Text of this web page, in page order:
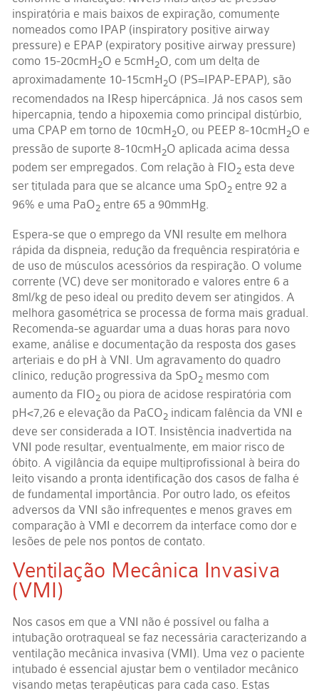
inspiratória e mais baixos de expiração, comumente
nomeados como IPAP (inspiratory positive airway
pressure) e EPAP (expiratory positive airway pressure)
como 15-20cmH 2O e 5cmH 2O, com um delta de
aproximadamente 10-15cmH 2O (PS=IPAP-EPAP), são
recomendados na IResp hipercápnica. Já nos casos sem
hipercapnia, tendo a hipoxemia como principal distúrbio,
uma CPAP em torno de 10cmH2O, ou PEEP 8-10cmH2O e
pressão de suporte 8-10cmH2O aplicada acima dessa
podem ser empregados. Com relação à FIO2 esta deve
ser titulada para que se alcance uma SpO2 entre 92 a
96% e uma PaO2 entre 65 a 90mmHg.
Espera-se que o emprego da VNI resulte em melhora
rápida da dispneia, redução da frequência respiratória e
de uso de músculos acessórios da respiração. O volume
corrente (VC) deve ser monitorado e valores entre 6 a
8ml/kg de peso ideal ou predito devem ser atingidos. A
melhora gasométrica se processa de forma mais gradual.
Recomenda-se aguardar uma a duas horas para novo
exame, análise e documentação da resposta dos gases
arteriais e do pH à VNI. Um agravamento do quadro
clínico, redução progressiva da SpO2 mesmo com
aumento da FIO2 ou piora de acidose respiratória com
pH<7,26 e elevação da PaCO2 indicam falência da VNI e
deve ser considerada a IOT. Insistência inadvertida na
VNI pode resultar, eventualmente, em maior risco de
óbito. A vigilância da equipe multiprofissional à beira do
leito visando a pronta identificação dos casos de falha é
de fundamental importância. Por outro lado, os efeitos
adversos da VNI são infrequentes e menos graves em
comparação à VMI e decorrem da interface como dor e
lesões de pele nos pontos de contato.
Ventilação Mecânica Invasiva
(VMI)
Nos casos em que a VNI não é possível ou falha a
intubação orotraqueal se faz necessária caracterizando a
ventilação mecânica invasiva (VMI). Uma vez o paciente
intubado é essencial ajustar bem o ventilador mecânico
visando metas terapêuticas para cada caso. Estas